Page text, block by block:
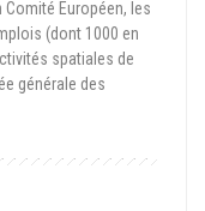
Comité Européen, les
(dont 1000 en
spatiales de
générale des